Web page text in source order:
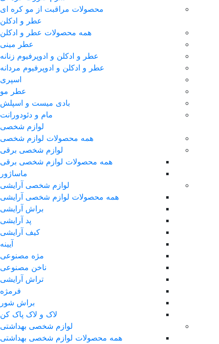
محصولات مراقبت از مو کره ای
عطر و ادکلن
همه محصولات عطر و ادکلن
عطر مینی
عطر و ادکلن و ادوپرفیوم زنانه
عطر و ادکلن و ادوپرفیوم مردانه
اسپری
عطر مو
بادی میست و اسپلش
مام و دئودورانت
لوازم شخصی
همه محصولات لوازم شخصی
لوازم شخصی برقی
همه محصولات لوازم شخصی برقی
ماساژور
لوازم شخصی آرایشی
همه محصولات لوازم شخصی آرایشی
براش آرایشی
پد آرایشی
کیف آرایشی
آیینه
مژه مصنوعی
ناخن مصنوعی
تراش آرایشی
فرمژه
براش شور
لاک و لاک پاک کن
لوازم شخصی بهداشتی
همه محصولات لوازم شخصی بهداشتی